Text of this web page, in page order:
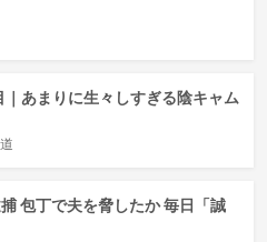
｜あまりに生々しすぎる陰キャム
包丁で夫を脅したか 毎日「誠